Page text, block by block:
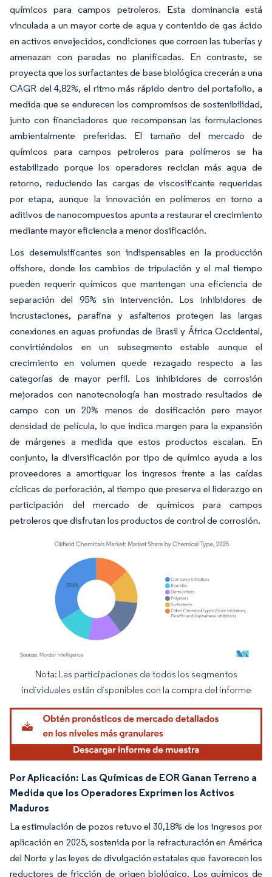
químicos para campos petroleros. Esta dominancia está
vinculada a un mayor corte de agua y contenido de gas ácido
en activos envejecidos, condiciones que corroen las tuberías y
amenazan con paradas no planificadas. En contraste, se
proyecta que los surfactantes de base biológica crecerán a una
CAGR del 4,82%, el ritmo más rápido dentro del portafolio, a
medida que se endurecen los compromisos de sostenibilidad,
junto con financiadores que recompensan las formulaciones
ambientalmente preferidas. El tamaño del mercado de
químicos para campos petroleros para polímeros se ha
estabilizado porque los operadores reciclan más agua de
retorno, reduciendo las cargas de viscosificante requeridas
por etapa, aunque la innovación en polímeros en torno a
aditivos de nanocompuestos apunta a restaurar el crecimiento
mediante mayor eficiencia a menor dosificación.
Los desemulsificantes son indispensables en la producción
offshore, donde los cambios de tripulación y el mal tiempo
pueden requerir químicos que mantengan una eficiencia de
separación del 95% sin intervención. Los inhibidores de
incrustaciones, parafina y asfaltenos protegen las largas
conexiones en aguas profundas de Brasil y África Occidental,
convirtiéndolos en un subsegmento estable aunque el
crecimiento en volumen quede rezagado respecto a las
categorías de mayor perfil. Los inhibidores de corrosión
mejorados con nanotecnología han mostrado resultados de
campo con un 20% menos de dosificación pero mayor
densidad de película, lo que indica margen para la expansión
de márgenes a medida que estos productos escalan. En
conjunto, la diversificación por tipo de químico ayuda a los
proveedores a amortiguar los ingresos frente a las caídas
cíclicas de perforación, al tiempo que preserva el liderazgo en
participación del mercado de químicos para campos
petroleros que disfrutan los productos de control de corrosión.
Imagen © Mordor Intelligence. El uso requiere atribución según CC BY 4.0.
Nota: Las participaciones de todos los segmentos
individuales están disponibles con la compra del informe
Por Aplicación: Las Químicas de EOR Ganan Terreno a
Medida que los Operadores Exprimen los Activos
Maduros
La estimulación de pozos retuvo el 30,18% de los ingresos por
aplicación en 2025, sostenida por la refracturación en América
del Norte y las leyes de divulgación estatales que favorecen los
reductores de fricción de origen biológico. Los químicos de